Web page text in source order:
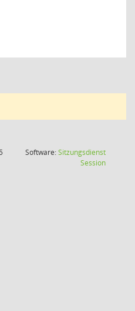
Software:Sitzungsdienst
Session(Wird in